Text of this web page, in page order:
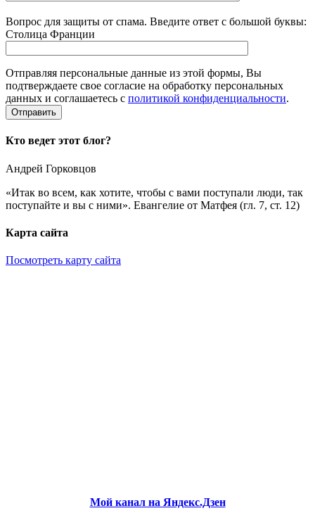
Вопрос для защиты от спама. Введите ответ с большой буквы:
Столица Франции
Отправляя персональные данные из этой формы, Вы
подтверждаете свое согласие на обработку персональных
данных и соглашаетесь с политикой конфиденциальности.
Кто ведет этот блог?
Андрей Горковцов
«Итак во всем, как хотите, чтобы с вами поступали люди, так
поступайте и вы с ними». Евангелие от Матфея (гл. 7, ст. 12)
Карта сайта
Посмотреть карту сайта
Мой канал на Яндекс.Дзен